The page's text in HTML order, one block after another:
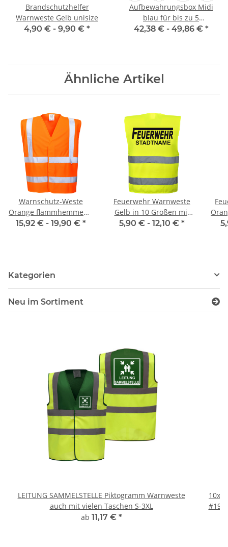
Brandschutzhelfer
Warnweste Gelb unisize
4,90 € - 9,90 € *
Aufbewahrungsbox Midi
blau für bis zu 5
Warnwesten
42,38 € - 49,86 € *
Ähnliche Artikel
Warnschutz-Weste
Orange flammhemmend
EN ISO 20471 Class 2
15,92 € - 19,90 € *
Feuerwehr Warnweste
Gelb in 10 Größen mit
Stadtnamen
5,90 € - 12,10 € *
Kategorien
Neu im Sortiment
LEITUNG SAMMELSTELLE Piktogramm Warnweste
auch mit vielen Taschen S-3XL
ab 11,17 € *
10x
#190